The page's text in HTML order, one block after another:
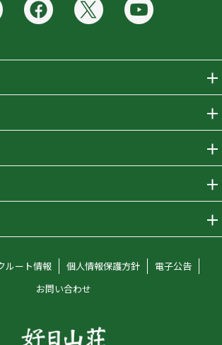
商品をさがす
ブランド一覧
ブログ
登山部
ィリサーチ
ト
ンコンシェルジュ
ルート情報 個人情報保護方針
電子公告
お問い合わせ